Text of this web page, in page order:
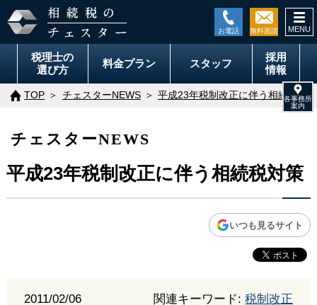
税理士の
選び方
料金プラン スタッフ
採用
情報
TOP チェスターNEWS 平成23年税制改正に伴う相続税対策
チェスターNEWS
平成23年税制改正に伴う相続税対策
いつも見るサイト
2011/02/06 関連キーワード:税制改正